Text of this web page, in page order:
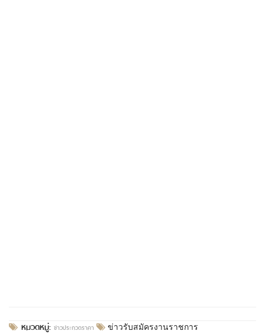
หมวดหมู่: ข่าวประกวดราคา ข่าวรับสมัครงานราชการ